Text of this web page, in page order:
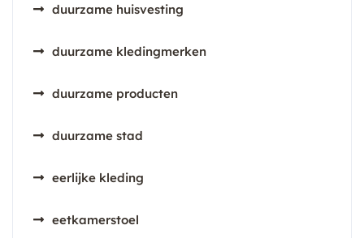
duurzame huisvesting
duurzame kledingmerken
duurzame producten
duurzame stad
eerlijke kleding
eetkamerstoel